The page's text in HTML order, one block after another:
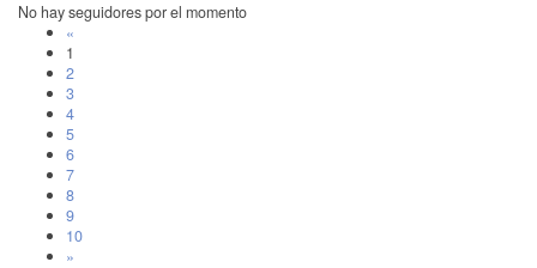
No hay seguidores por el momento
«
1
2
3
4
5
6
7
8
9
10
»